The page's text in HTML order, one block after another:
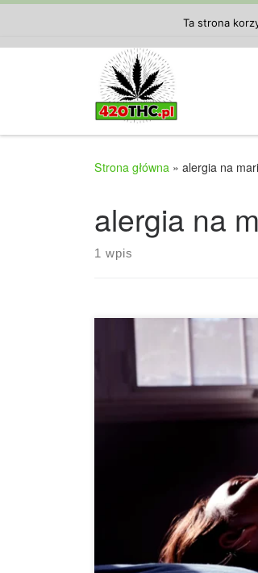
Strona główna » alergia na
alergia na
1 wpis
Czy istnieje alergia na
zyskały na świecie coraz
rekreacyjnych, jak i
rejestrów alergii na konopie
lub kwiatu, również na
Amerykańskiej Akademii
Ta strona